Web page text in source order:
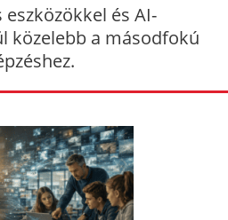
és AI-
közelebb a másodfokú